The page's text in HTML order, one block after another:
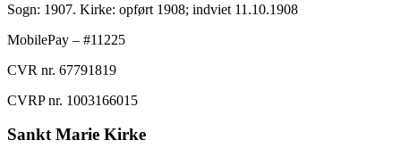
Sogn: 1907. Kirke: opført 1908; indviet 11.10.1908
MobilePay – #11225
CVR nr. 67791819
CVRP nr. 1003166015
Sankt Marie Kirke